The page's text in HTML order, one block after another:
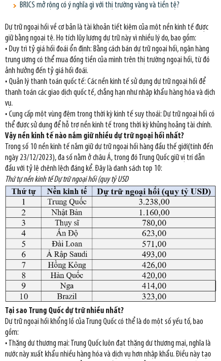
BRICS mở rộng có ý nghĩa gì với thị trường vàng và tiền tệ?
Dự trữ ngoại hối về cơ bản là tài khoản tiết kiệm của một nền kinh tế được
giữ bằng ngoại tệ. Họ tích lũy lượng dự trữ này vì nhiều lý do, bao gồm:
• Duy trì tỷ giá hối đoái ổn định: Bằng cách bán dự trữ ngoại hối, ngân hàng
trung ương có thể mua đồng tiền của mình trên thị trường ngoại hối, từ đó
ảnh hưởng đến tỷ giá hối đoái.
• Quản lý thanh toán quốc tế: Các nền kinh tế sử dụng dự trữ ngoại hối để
thanh toán các giao dịch quốc tế, chẳng hạn như nhập khẩu hàng hóa và dịch
vụ.
• Cung cấp một vùng đệm trong thời kỳ kinh tế suy thoái: Dự trữ ngoại hối có
thể được sử dụng để hỗ trợ nền kinh tế trong thời kỳ khủng hoảng tài chính.
Vậy nền kinh tế nào nắm giữ nhiều dự trữ ngoại hối nhất?
Trong số 10 nền kinh tế nắm giữ dự trữ ngoại hối hàng đầu thế giới(tính đến
ngày 23/12/2023), đa số nằm ở châu Á, trong đó Trung Quốc giữ vị trí dẫn
đầu với tỷ lệ chênh lệch đáng kể. Đây là danh sách top 10:
Thứ tự nền kinh tế Dự trữ ngoại hối (quy tỷ USD
Tại sao Trung Quốc dự trữ nhiều nhất?
Dự trữ ngoại hối khổng lồ của Trung Quốc có thể là do một số yếu tố, bao
gồm:
• Thặng dư thương mại: Trung Quốc luôn đạt thặng dư thương mại, nghĩa là
nước này xuất khẩu nhiều hàng hóa và dịch vụ hơn nhập khẩu. Điều này tạo